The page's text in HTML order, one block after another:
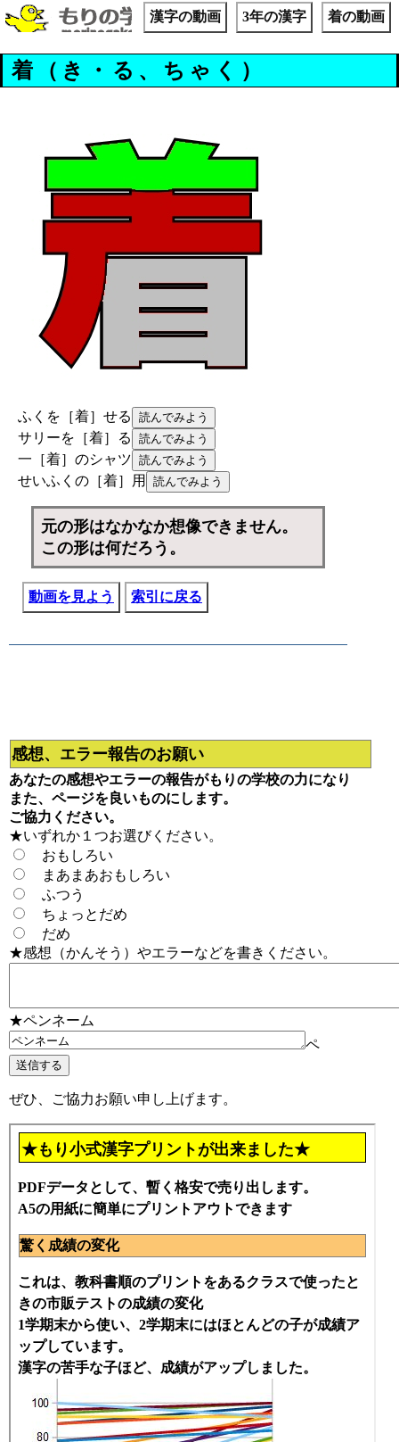
漢字の動画 3年の漢字 着の動画
着（き・る、ちゃく）
ふくを［着］せる
サリーを［着］る
一［着］のシャツ
せいふくの［着］用
元の形はなかなか想像できません。
この形は何だろう。
動画を見よう 索引に戻る
感想、エラー報告のお願い
あなたの感想やエラーの報告がもりの学校の力になり
また、ページを良いものにします。
ご協力ください。
★いずれか１つお選びください。
おもしろい
まあまあおもしろい
ふつう
ちょっとだめ
だめ
★感想（かんそう）やエラーなどを書きください。
★ペンネーム
ペ
ぜひ、ご協力お願い申し上げます。